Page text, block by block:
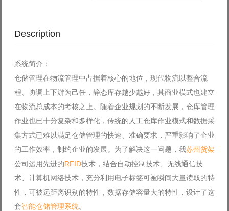
Description
系统简介：
仓储管理在物流管理中占据着核心的地位，现代物流以整合流
程、协调上下游为己任，静态库存越少越好，其商业模式也建立
在物流总成本的考核之上。随着企业规划的不断发展，仓库管理
作业也已十分复杂和多样化，传统的人工仓库作业模式和数据采
集方式已难以满足仓储管理的快速、准确要求，严重影响了企业
的工作效率，制约企业的发展。为了解决这一问题，我苏州货架
公司运用先进的RFID技术，结合自动控制技术、无线通信技
术、计算机网络技术，充分利用电子标签可被瞬间大量读取的特
性，可被远距离识别的特性，数据存储容量大的特性，设计了这
套智能仓储管理系统。